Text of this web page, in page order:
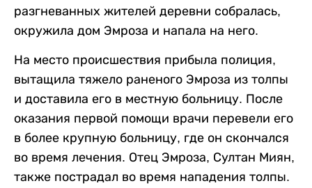
разгневанных жителей деревни собралась,
окружила дом Эмроза и напала на него.
На место происшествия прибыла полиция,
вытащила тяжело раненого Эмроза из толпы
и доставила его в местную больницу. После
оказания первой помощи врачи перевели его
в более крупную больницу, где он скончался
во время лечения. Отец Эмроза, Султан Миян,
также пострадал во время нападения толпы.